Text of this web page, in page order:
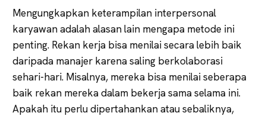
Mengungkapkan keterampilan interpersonal
karyawan adalah alasan lain mengapa metode ini
penting. Rekan kerja bisa menilai secara lebih baik
daripada manajer karena saling berkolaborasi
sehari-hari. Misalnya, mereka bisa menilai seberapa
baik rekan mereka dalam bekerja sama selama ini.
Apakah itu perlu dipertahankan atau sebaliknya,